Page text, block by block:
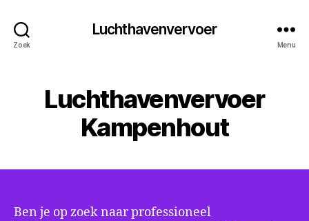
Zoek
Luchthavenvervoer
Menu
Luchthavenvervoer
Kampenhout
Ben je op zoek naar professioneel